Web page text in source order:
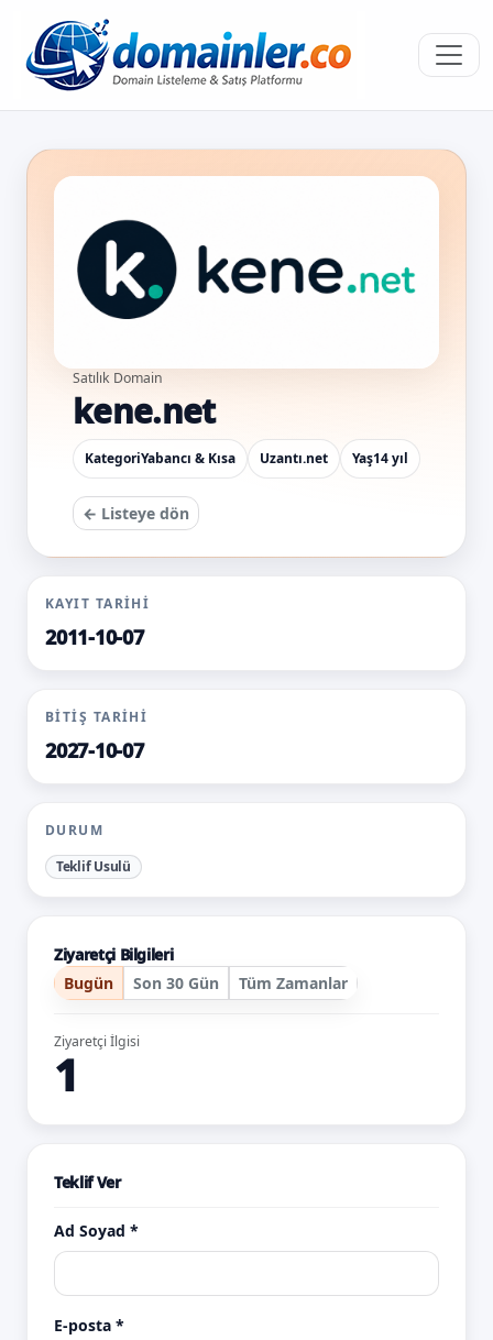
Satılık Domain
kene.net
KategoriYabancı & Kısa Uzantı.net Yaş14 yıl
← Listeye dön
KAYIT TARIHI
2011-10-07
BITIŞ TARIHI
2027-10-07
DURUM
Teklif Usulü
Ziyaretçi Bilgileri
Bugün
Son 30 Gün Tüm Zamanlar
Ziyaretçi İlgisi
1
Teklif Ver
Ad Soyad *
E-posta *